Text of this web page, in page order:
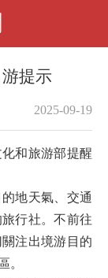
提示
2025-09-19
和旅游部提醒
地天氣、交通
行社。不前往
注出境游目的
。